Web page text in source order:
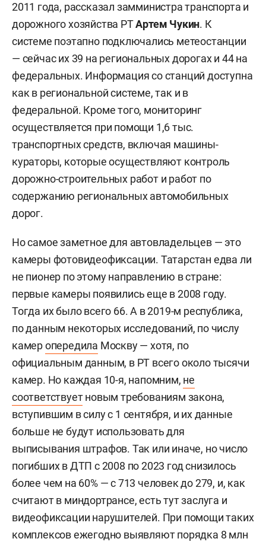
2011 года, рассказал замминистра транспорта и
дорожного хозяйства РТАртем Чукин. К
системе поэтапно подключались метеостанции
— сейчас их 39 на региональных дорогах и 44 на
федеральных. Информация со станций доступна
как в региональной системе, так и в
федеральной. Кроме того, мониторинг
осуществляется при помощи 1,6 тыс.
транспортных средств, включая машины-
кураторы, которые осуществляют контроль
дорожно-строительных работ и работ по
содержанию региональных автомобильных
дорог.
Но самое заметное для автовладельцев — это
камеры фотовидеофиксации. Татарстан едва ли
не пионер по этому направлению в стране:
первые камеры появились еще в 2008 году.
Тогда их было всего 66. А в 2019-м республика,
по данным некоторых исследований, по числу
камеропередила Москву — хотя, по
официальным данным, в РТ всего около тысячи
камер. Но каждая 10-я, напомним, не
соответствуетновым требованиям закона,
вступившим в силу с 1 сентября, и их данные
больше не будут использовать для
выписывания штрафов. Так или иначе, но число
погибших в ДТП с 2008 по 2023 год снизилось
более чем на 60% — с 713 человек до 279, и, как
считают в миндортрансе, есть тут заслуга и
видеофиксации нарушителей. При помощи таких
комплексов ежегодно выявляют порядка 8 млн